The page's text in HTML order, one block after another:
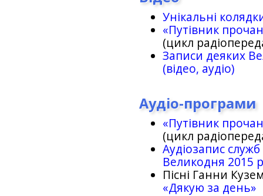
Унікальні
«Путівник
(цикл
Записи деяких
(відео, аудіо)
Аудіо-програми
«Путівник
(цикл
Аудіозапис
Великодня 2015
Пісні Ганни
«Дякую за день»